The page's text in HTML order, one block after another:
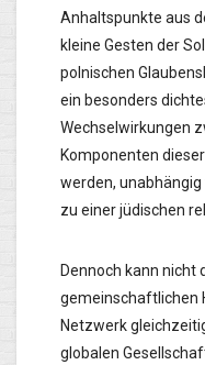
Anhaltspunkte aus
kleine Gesten der
polnischen
ein besonders
Wechselwirkungen
Komponenten
werden,
zu einer jüdischen
Dennoch kann nicht
gemeinschaftlichen
Netzwerk
globalen